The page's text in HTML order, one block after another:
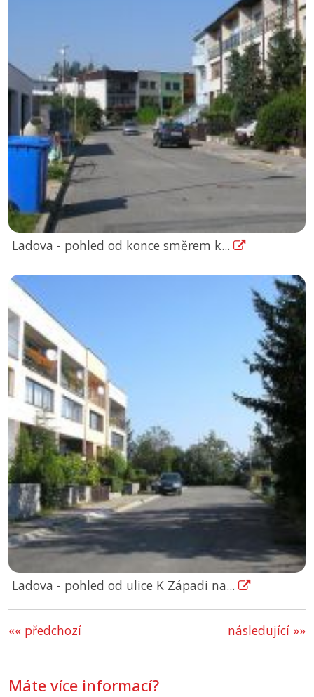
Ladova - pohled od konce směrem k...
Ladova - pohled od ulice K Západi na...
«« předchozí následující »»
Máte více informací?